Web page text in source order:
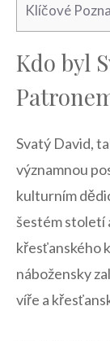
Klíčové
Kdo ⁤byl‍
Svatý David,
významnou
kulturním
šestém století​
křesťanského
nábožensky
víře a